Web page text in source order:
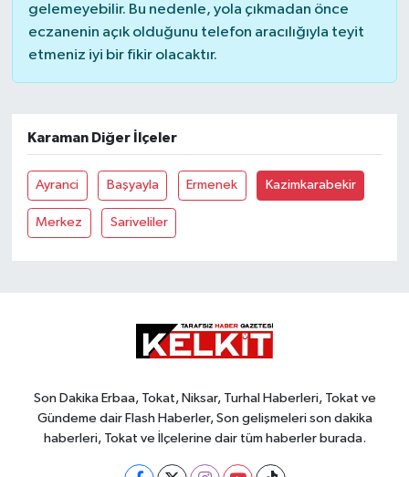
gelemeyebilir. Bu nedenle, yola çıkmadan önce
eczanenin açık olduğunu telefon aracılığıyla teyit
etmeniz iyi bir fikir olacaktır.
Karaman Diğer İlçeler
Ayranci Başyayla Ermenek Kazimkarabekir
Merkez Sariveliler
Son Dakika Erbaa, Tokat, Niksar, Turhal Haberleri, Tokat ve
Gündeme dair Flash Haberler, Son gelişmeleri son dakika
haberleri, Tokat ve İlçelerine dair tüm haberler burada.